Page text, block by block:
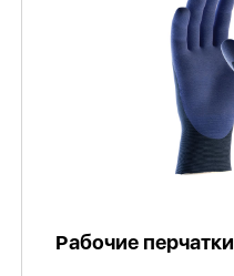
Рабочие перчатки